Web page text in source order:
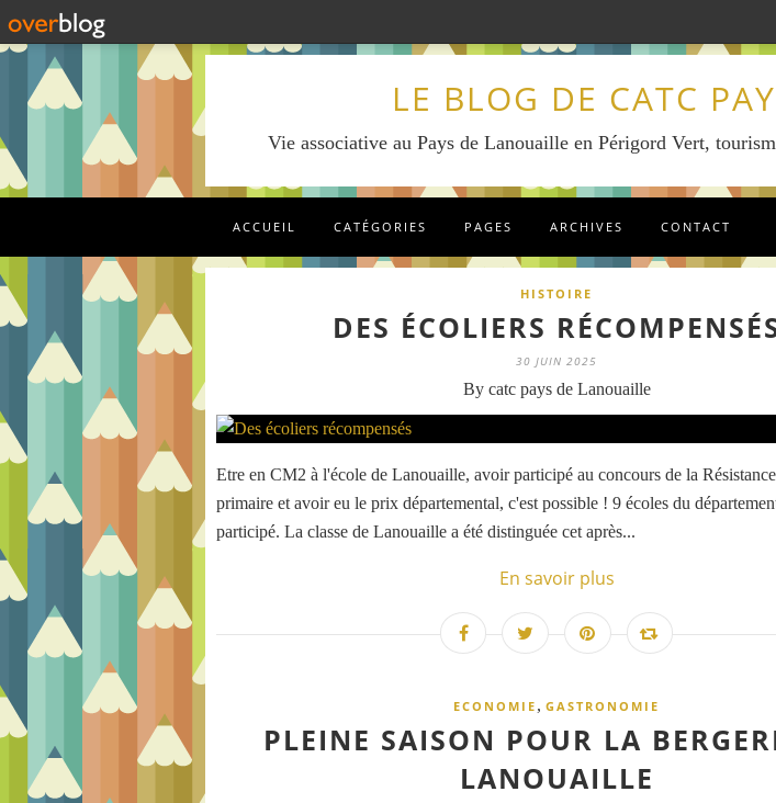
LE BLOG DE CATC
Vie associative au Pays de Lanouaille en Périgord Vert,
ACCUEIL CATÉGORIES PAGES ARCHIVES CONTACT
HISTOIRE
DES ÉCOLIERS
30 JUIN 2025
By catc pays de Lanouaille
Etre en CM2 à l'école de Lanouaille, avoir participé au concours de la
primaire et avoir eu le prix départemental, c'est possible ! 9 écoles du
participé. La classe de Lanouaille a été distinguée cet après...
En savoir plus
ECONOMIE , GASTRONOMIE
PLEINE SAISON POUR LA
LANOUAILLE